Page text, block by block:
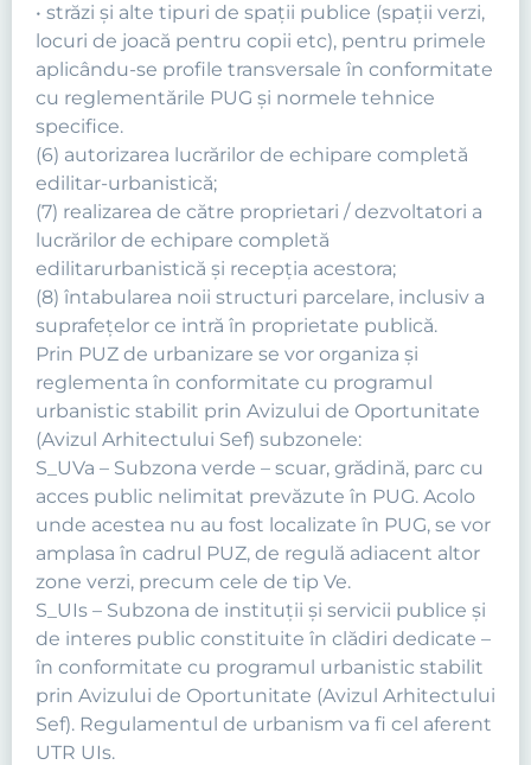
• străzi şi alte tipuri de spaţii publice (spaţii verzi,
locuri de joacă pentru copii etc), pentru primele
aplicându-se profile transversale în conformitate
cu reglementările PUG şi normele tehnice
specifice.
(6) autorizarea lucrărilor de echipare completă
edilitar-urbanistică;
(7) realizarea de către proprietari / dezvoltatori a
lucrărilor de echipare completă
edilitarurbanistică şi recepţia acestora;
(8) întabularea noii structuri parcelare, inclusiv a
suprafeţelor ce intră în proprietate publică.
Prin PUZ de urbanizare se vor organiza şi
reglementa în conformitate cu programul
urbanistic stabilit prin Avizului de Oportunitate
(Avizul Arhitectului Sef) subzonele:
S_UVa – Subzona verde – scuar, grădină, parc cu
acces public nelimitat prevăzute în PUG. Acolo
unde acestea nu au fost localizate în PUG, se vor
amplasa în cadrul PUZ, de regulă adiacent altor
zone verzi, precum cele de tip Ve.
S_UIs – Subzona de instituţii şi servicii publice şi
de interes public constituite în clădiri dedicate –
în conformitate cu programul urbanistic stabilit
prin Avizului de Oportunitate (Avizul Arhitectului
Sef). Regulamentul de urbanism va fi cel aferent
UTR UIs.